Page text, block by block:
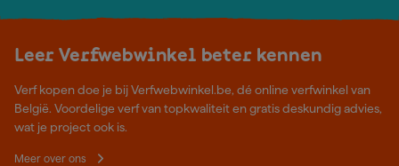
Leer Verfwebwinkel beter kennen
Verf kopen doe je bij Verfwebwinkel.be, dé online verfwinkel van
België. Voordelige verf van topkwaliteit en gratis deskundig advies,
wat je project ook is.
Meer over ons